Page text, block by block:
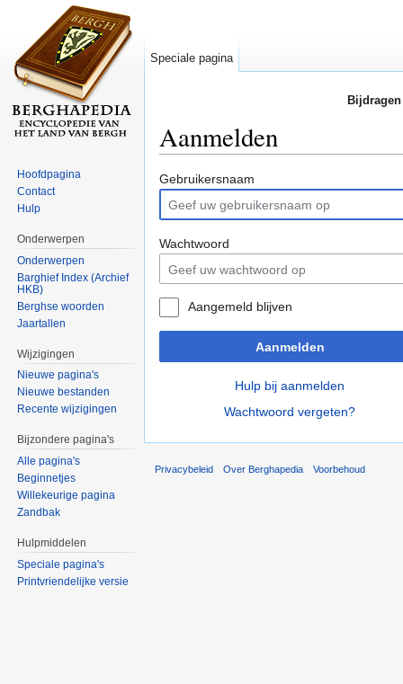
Aanmelden
Gebruikersnaam
Wachtwoord
Aangemeld blijven
Aanmelden
Hulp bij aanmelden
Wachtwoord vergeten?
Speciale pagina
Hoofdpagina
Contact
Hulp
Onderwerpen
Onderwerpen
Barghief Index (Archief
HKB)
Berghse woorden
Jaartallen
Wijzigingen
Nieuwe pagina's
Nieuwe bestanden
Recente wijzigingen
Bijzondere pagina's
Alle pagina's
Beginnetjes
Willekeurige pagina
Zandbak
Hulpmiddelen
Speciale pagina's
Printvriendelijke versie
Privacybeleid Over Berghapedia Voorbehoud